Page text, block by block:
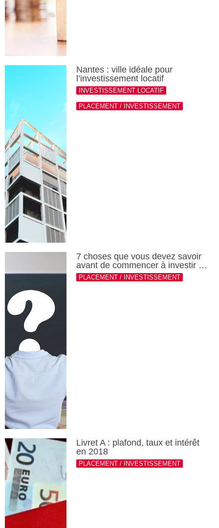
Nantes : ville idéale pour
l’investissement locatif
INVESTISSEMENT LOCATIF
PLACEMENT / INVESTISSEMENT
7 choses que vous devez savoir
avant de commencer à investir …
PLACEMENT / INVESTISSEMENT
Livret A : plafond, taux et intérêt
en 2018
PLACEMENT / INVESTISSEMENT